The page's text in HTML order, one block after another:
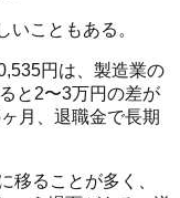
こともある。
円は、製造業の
と2〜3万円の差が
月、退職金で長期
移ることが多く、